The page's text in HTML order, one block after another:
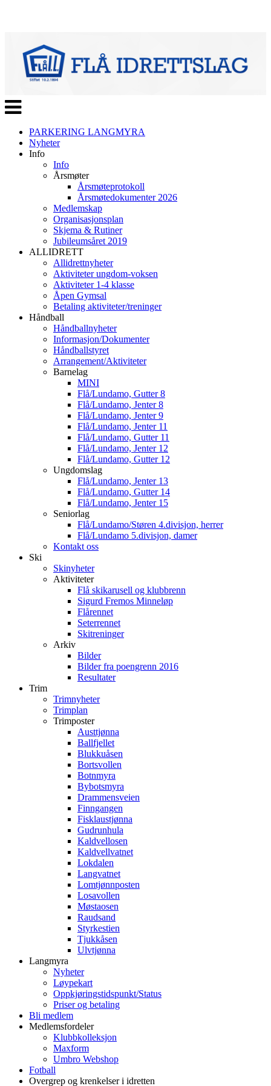
Veksle
navigasjon
PARKERING LANGMYRA
Nyheter
Info
Info
Årsmøter
Årsmøteprotokoll
Årsmøtedokumenter 2026
Medlemskap
Organisasjonsplan
Skjema & Rutiner
Jubileumsåret 2019
ALLIDRETT
Allidrettnyheter
Aktiviteter ungdom-voksen
Aktiviteter 1-4 klasse
Åpen Gymsal
Betaling aktiviteter/treninger
Håndball
Håndballnyheter
Informasjon/Dokumenter
Håndballstyret
Arrangement/Aktiviteter
Barnelag
MINI
Flå/Lundamo, Gutter 8
Flå/Lundamo, Jenter 8
Flå/Lundamo, Jenter 9
Flå/Lundamo, Jenter 11
Flå/Lundamo, Gutter 11
Flå/Lundamo, Jenter 12
Flå/Lundamo, Gutter 12
Ungdomslag
Flå/Lundamo, Jenter 13
Flå/Lundamo, Gutter 14
Flå/Lundamo, Jenter 15
Seniorlag
Flå/Lundamo/Støren 4.divisjon, herrer
Flå/Lundamo 5.divisjon, damer
Kontakt oss
Ski
Skinyheter
Aktiviteter
Flå skikarusell og klubbrenn
Sigurd Fremos Minneløp
Flårennet
Seterrennet
Skitreninger
Arkiv
Bilder
Bilder fra poengrenn 2016
Resultater
Trim
Trimnyheter
Trimplan
Trimposter
Austtjønna
Ballfjellet
Blukkuåsen
Bortsvollen
Botnmyra
Bybotsmyra
Drammensveien
Finngangen
Fisklaustjønna
Gudrunhula
Kaldvellosen
Kaldvellvatnet
Lokdalen
Langvatnet
Lomtjønnposten
Losavollen
Møstaosen
Raudsand
Styrkestien
Tjukkåsen
Ulvtjønna
Langmyra
Nyheter
Løypekart
Oppkjøringstidspunkt/Status
Priser og betaling
Bli medlem
Medlemsfordeler
Klubbkolleksjon
Maxform
Umbro Webshop
Fotball
Overgrep og krenkelser i idretten